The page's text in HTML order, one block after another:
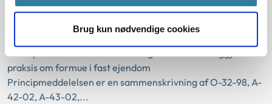
Brug kun nødvendige cookies
Friværdi
Sommerhus Sameje
Tinglyst gavebrev
Kommunal
Principmeddelelsen omskriver og samler offentliggjort
praksis om formue i fast ejendom
Principmeddelelsen er en sammenskrivning af O-32-98, A-
42-02, A-43-02,...